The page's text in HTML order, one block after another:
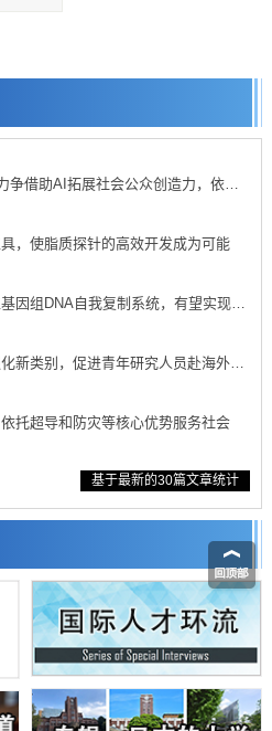
钟，构建网络将其打造为下一代社会
争借助AI拓展社会公众创造力，依托
，使脂质探针的高效开发成为可能
因组DNA自我复制系统，有望实现携
新类别，促进青年研究人员赴海外开
托超导和防灾等核心优势服务社会
术强化碳固定酶，成功提高光合作用
分枝杆菌生存的必需基因，首次揭示
控性——中央大学平野晋教授专访
采取哪些措施？探讨土壤保护与强化
度预测新方法，AI从分子排列信息中
基于最新的30篇文章统计